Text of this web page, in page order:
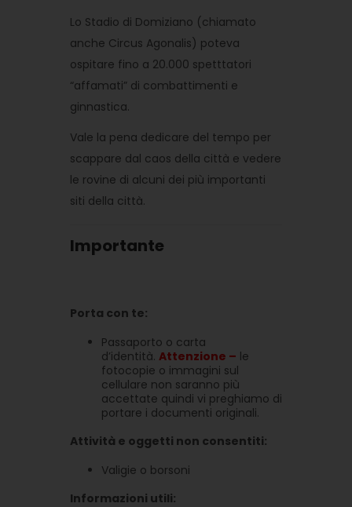
Lo Stadio di Domiziano (chiamato
anche Circus Agonalis) poteva
ospitare fino a 20.000 spetttatori
“affamati” di combattimenti e
ginnastica.
Vale la pena dedicare del tempo per
scappare dal caos della città e vedere
le rovine di alcuni dei più importanti
siti della città.
Importante
Porta con te:
Passaporto o carta
d’identità. Attenzione – le
fotocopie o immagini sul
cellulare non saranno più
accettate quindi vi preghiamo di
portare i documenti originali.
Attività e oggetti non consentiti:
Valigie o borsoni
Informazioni utili: